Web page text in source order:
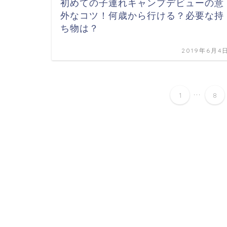
初めての子連れキャンプデビューの意
外なコツ！何歳から行ける？必要な持
ち物は？
2019年6月4日
1 ... 8